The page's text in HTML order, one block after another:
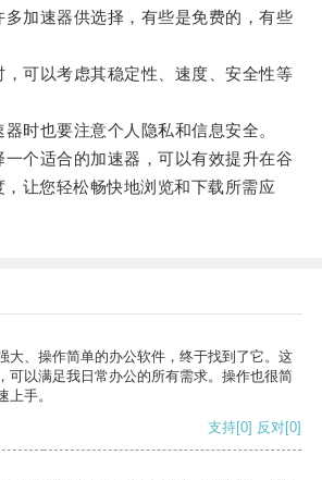
加速器供选择，有些是免费的，有些
可以考虑其稳定性、速度、安全性等
也要注意个人隐私和信息安全。
适合的加速器，可以有效提升在谷
让您轻松畅快地浏览和下载所需应
大、操作简单的办公软件，终于找到了它。这
可以满足我日常办公的所有需求。操作也很简
上手。
支持[0] 反对[0]